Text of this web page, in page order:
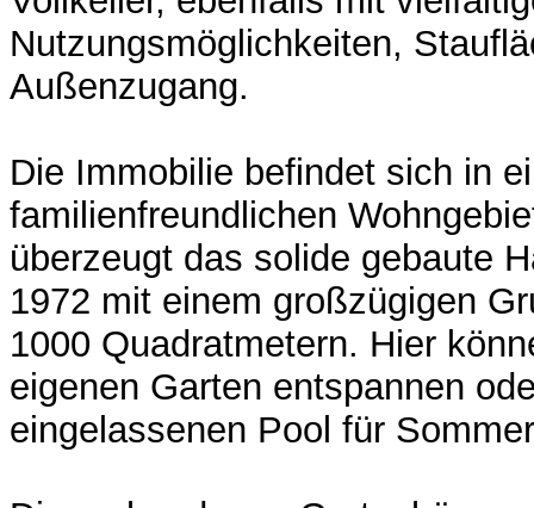
Nutzungsmöglichkeiten,
Außenzugang.
Die Immobilie befindet sich in
familienfreundlichen
überzeugt das solide gebaute
1972 mit einem großzügigen
1000 Quadratmetern. Hier
eigenen Garten entspannen
eingelassenen Pool für